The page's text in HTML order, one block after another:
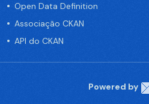
Open Data Definition
Associação CKAN
API do CKAN
Powered by